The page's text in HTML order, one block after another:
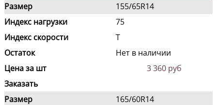
Размер
155/65R14
Индекс нагрузки
75
Индекс скорости
T
Остаток
Нет в наличии
Цена за шт
3 360 руб
Заказать
Размер
165/60R14